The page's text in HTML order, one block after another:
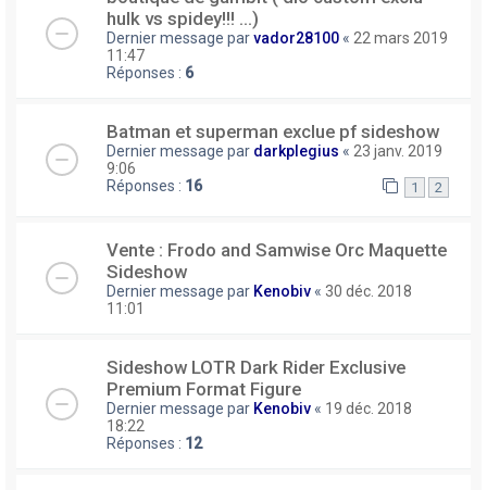
hulk vs spidey!!! ...)
Dernier message parvador28100 « 22 mars 2019
11:47
Réponses : 6
Batman et superman exclue pf sideshow
Dernier message par darkplegius « 23 janv. 2019
9:06
Réponses : 16 1 2
Vente : Frodo and Samwise Orc Maquette
Sideshow
Dernier message par Kenobiv « 30 déc. 2018
11:01
Sideshow LOTR Dark Rider Exclusive
Premium Format Figure
Dernier message par Kenobiv « 19 déc. 2018
18:22
Réponses : 12